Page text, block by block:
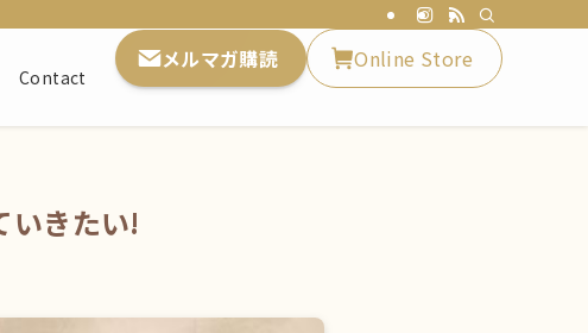
Contact
メルマガ購読 Online Store
いきたい!